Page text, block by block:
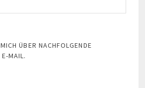
ÜBER NACHFOLGENDE
MAIL.